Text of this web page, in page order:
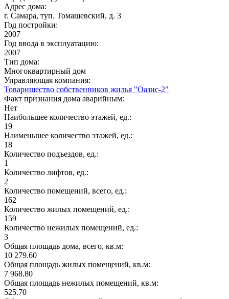
Адрес дома:
г. Самара, туп. Томашевский, д. 3
Год постройки:
2007
Год ввода в эксплуатацию:
2007
Тип дома:
Многоквартирный дом
Управляющая компания:
Товарищество собственников жилья "Оазис-2"
Факт признания дома аварийным:
Нет
Наибольшее количество этажей, ед.:
19
Наименьшее количество этажей, ед.:
18
Количество подъездов, ед.:
1
Количество лифтов, ед.:
2
Количество помещений, всего, ед.:
162
Количество жилых помещений, ед.:
159
Количество нежилых помещений, ед.:
3
Общая площадь дома, всего, кв.м:
10 279.60
Общая площадь жилых помещений, кв.м:
7 968.80
Общая площадь нежилых помещений, кв.м:
525.70